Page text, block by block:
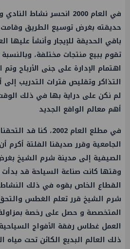
في العام 2000 انحسر
حديقته بغرض توسيع الطريق وقامت
باقي الحديقة للإيجار وأنشأ عليها
تقوم ببيع منتجات مختلفة،
اهتمام الإدارة على جنى الأرباح
التذاكر وتقليص فترات التدريب
لم نكن على دراية بها في ذلك
أهم معالم الواقع الجديد
في مطلع العام 2002، كنا
الجامعية وقرر صديقنا الفلتة أكرم
الصيفية إلى مدينة شرم الشيخ
وقتها كانت صناعة السياحة قد
القطاع الخاص بقوه في ذلك
شرم الشيخ قرر تعلم الغطس والتحق
المتخصصة و حصل على رخصة
العمل غطاس رفقة الأفواج
ذلك العالم البديع الكائن تحت مياه